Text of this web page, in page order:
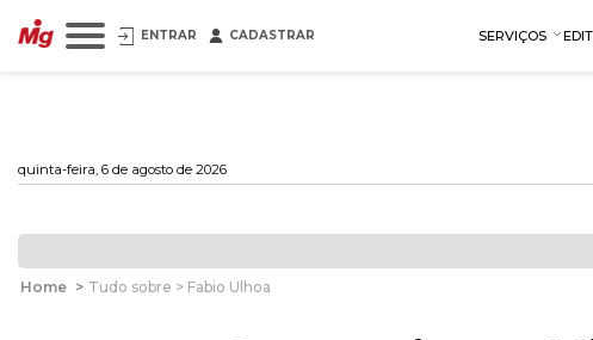
ENTRAR CADASTRAR SERVIÇOS
quinta-feira, 6 de agosto de 2026
Home > Tudo sobre > Fabio Ulhoa